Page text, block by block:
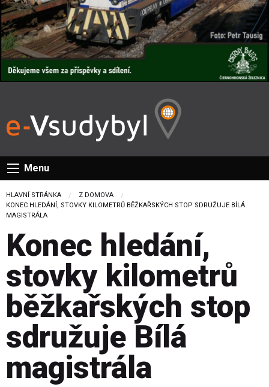
Menu
HLAVNÍ STRÁNKA
Z DOMOVA
CURRENT:
KONEC HLEDÁNÍ, STOVKY KILOMETRŮ BĚŽKAŘSKÝCH STOP SDRUŽUJE BÍLÁ
MAGISTRÁLA
Konec hledání,
stovky kilometrů
běžkařských stop
sdružuje Bílá
magistrála